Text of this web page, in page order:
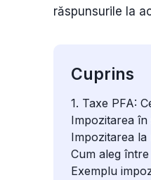
răspunsurile la
Cuprins
1. Taxe PFA:
Impozitarea în
Impozitarea
Cum aleg
Exemplu